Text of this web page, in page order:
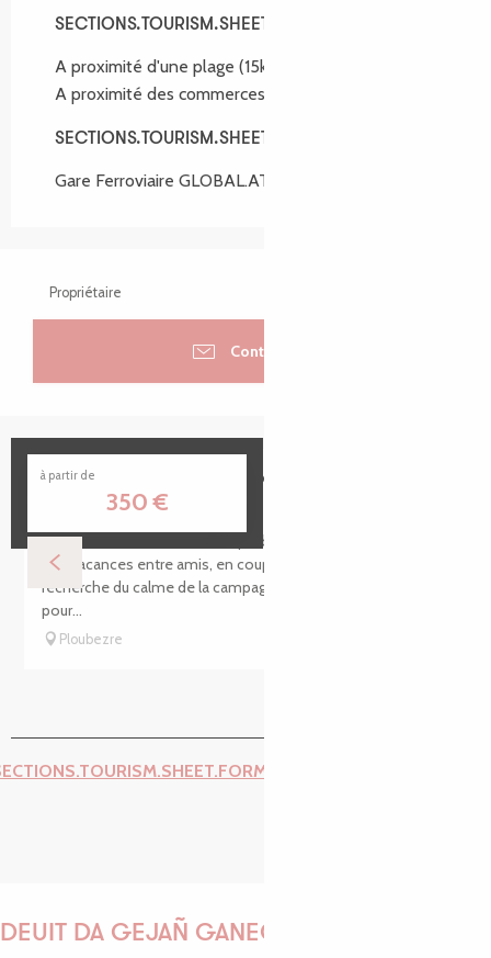
SECTIONS.TOURISM.SHEET.ENVIRONMENT
SECTIONS.TOURISM.SHEET.ENVIRONMENT
A proximité d'une plage (15km)
A proximité des commerces
SECTIONS.TOURISM.SHEET.ACCESS
SECTIONS.TOURISM.SHEET.ACCESS
Gare Ferroviaire GLOBAL.AT 8km
Propriétaire
Contacter
à partir de
350€
Martin et Clara Cronin - Ker Toud
Les gîtes de notre ancien corps de ferme sont idéals pour
des vacances entre amis, en couple ou en famille ; à la
recherche du calme de la campagne et d'un point de chute
pour...
Ploubezre
DEUIT DA GEJAÑ GANEOMP !